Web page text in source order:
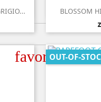

BLOSSOM
OUT-OF-